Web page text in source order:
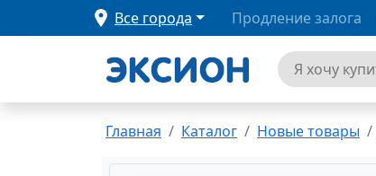
Все города Продление залога
Главная Каталог Новые товары